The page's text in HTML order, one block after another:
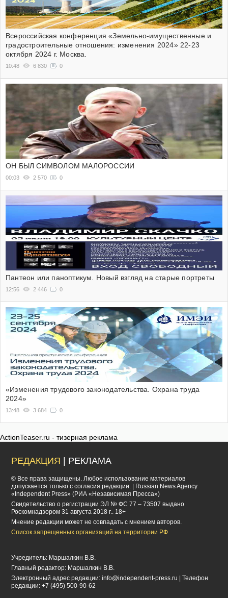
Всероссийская конференция «Земельно-имущественные и
градостроительные отношения: изменения 2024» 22-23
октября 2024 г. Москва.
10:48 6 830 0
ОН БЫЛ СИМВОЛОМ МАЛОРОССИИ
00:03 2 570 0
Пантеон или паноптикум. Новый взгляд на старые портреты
12:56 2 446 0
«Изменения трудового законодательства. Охрана труда
2024»
13:48 3 684 0
ActionTeaser.ru - тизерная реклама
РЕДАКЦИЯ | РЕКЛАМА
© Все права защищены. Любое использование материалов
допускается только с согласия редакции. | Russian News Agency
«Independent Press» (РИА «Независимая Пресса»)
Cвидетельство о регистрации ЭЛ № ФС 77 – 73507 выдано
Роскомнадзором 31 августа 2018 г.. 18+
Мнение редакции может не совпадать с мнением авторов.
Список запрещенных организаций на территории РФ
Учредитель: Маршалкин В.В.
Главный редактор: Маршалкин В.В.
Электронный адрес редакции:info@independent-press.ru | Телефон
редакции: +7 (495) 500-90-62